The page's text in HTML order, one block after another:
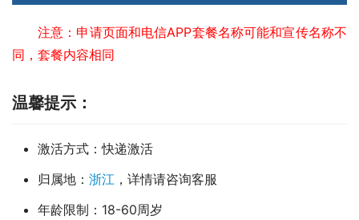
注意：申请页面和电信APP套餐名称可能和宣传名称不
同，套餐内容相同
温馨提示：
激活方式：快递激活
归属地： 浙江 ，详情请咨询客服
年龄限制：18-60周岁